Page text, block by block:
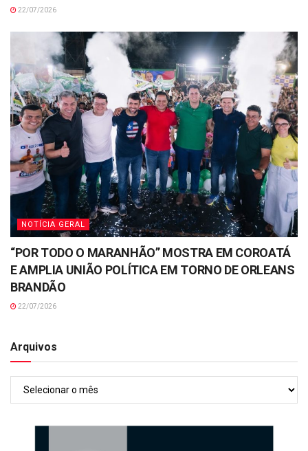
22/07/2026
NOTÍCIA GERAL
“POR TODO O MARANHÃO” MOSTRA EM COROATÁ
E AMPLIA UNIÃO POLÍTICA EM TORNO DE ORLEANS
BRANDÃO
22/07/2026
Arquivos
Arquivos